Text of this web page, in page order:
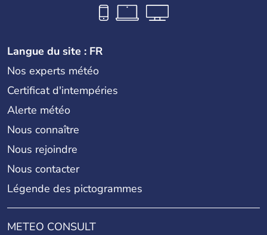
Langue du site : FR
Nos experts météo
Certificat d'intempéries
Alerte météo
Nous connaître
Nous rejoindre
Nous contacter
Légende des pictogrammes
METEO CONSULT